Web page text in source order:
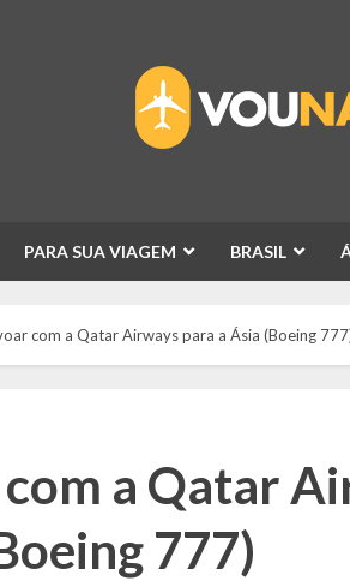
PARA SUA VIAGEM BRASIL
com a Qatar Airways para a Ásia (Boeing
a Qatar
777)